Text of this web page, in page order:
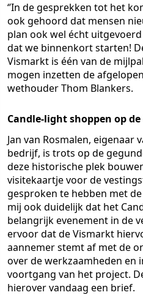
‘’In de gesprekken tot het
ook gehoord dat mensen
plan ook wel écht
dat we binnenkort starten!
Vismarkt is één van de
mogen inzetten de
wethouder Thom Blankers.
Candle-light shoppen op
Jan van Rosmalen, eigenaar
bedrijf, is trots op de
deze historische plek
visitekaartje voor de
gesproken te hebben met
mij ook duidelijk dat het
belangrijk evenement in de
ervoor dat de Vismarkt
aannemer stemt af met de
over de werkzaamheden en
voortgang van het project.
hierover vandaag een brief.